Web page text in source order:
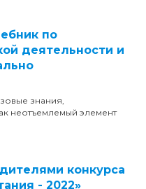
по
деятельности и
знания,
неотъемлемый элемент
конкурса
- 2022»